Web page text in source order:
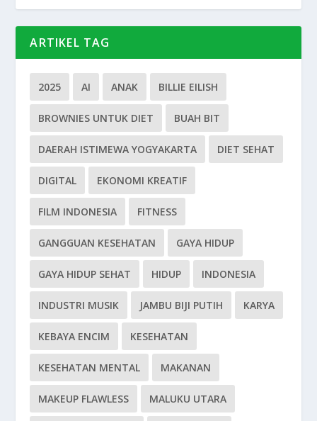
ARTIKEL TAG
2025 AI ANAK BILLIE EILISH
BROWNIES UNTUK DIET BUAH BIT
DAERAH ISTIMEWA YOGYAKARTA DIET SEHAT
DIGITAL EKONOMI KREATIF
FILM INDONESIA FITNESS
GANGGUAN KESEHATAN GAYA HIDUP
GAYA HIDUP SEHAT HIDUP INDONESIA
INDUSTRI MUSIK JAMBU BIJI PUTIH KARYA
KEBAYA ENCIM KESEHATAN
KESEHATAN MENTAL MAKANAN
MAKEUP FLAWLESS MALUKU UTARA